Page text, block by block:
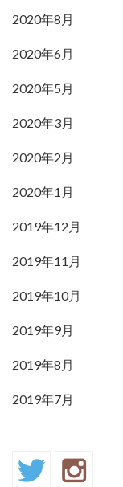
2020年8月
2020年6月
2020年5月
2020年3月
2020年2月
2020年1月
2019年12月
2019年11月
2019年10月
2019年9月
2019年8月
2019年7月